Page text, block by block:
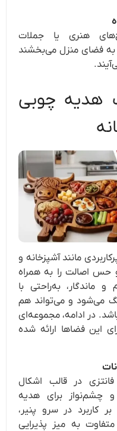
هنری یا جملات
به فضای منزل می‌بخشند
هدیه چوبی
مانند آشپزخانه و
و حس اصالت را به همراه
ماندگار، به‌راحتی با
می‌شود و می‌تواند هم
در ادامه، مجموعه‌ای
این فضاها ارائه شده
در قالب اشکال
و چشم‌نواز برای هدیه
کاربرد در سرو پنیر،
به میز پذیرایی